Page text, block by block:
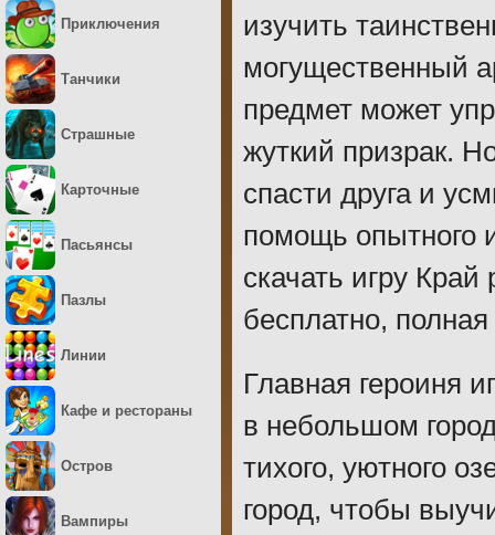
изучить
могущественный
предмет может
жуткий призрак.
спасти друга и
помощь опытного
скачать игру
бесплатно,
Главная героиня
в небольшом
тихого, уютного
город, чтобы
Приключения
Танчики
Страшные
Карточные
Пасьянсы
Пазлы
Линии
Кафе и рестораны
Остров
Вампиры